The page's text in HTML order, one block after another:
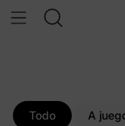
Todo A